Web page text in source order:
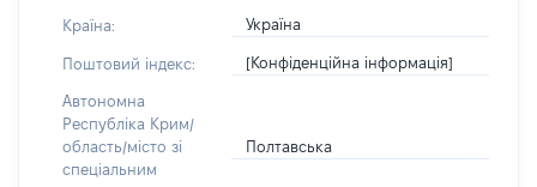
Країна: Україна
Поштовий індекс: [Конфіденційна інформація]
Автономна
Республіка Крим/
область/місто зі
спеціальним
Полтавська